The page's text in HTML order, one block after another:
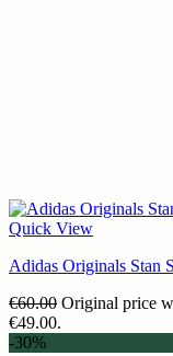
Quick View
Adidas Originals Stan
€60.00 Original price
€49.00.
-30%